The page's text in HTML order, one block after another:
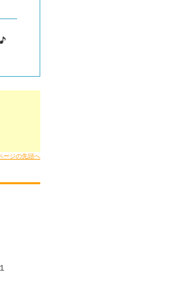
ージの先頭へ